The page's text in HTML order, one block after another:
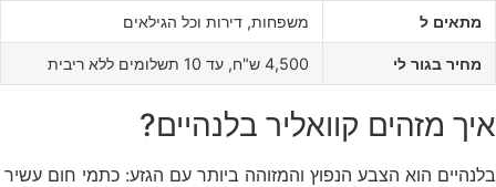
מתאים ל משפחות, דירות וכל הגילאים
מחיר בגור לי 4,500 ש"ח, עד 10 תשלומים ללא ריבית
איך מזהים קוואליר בלנהיים?
בלנהיים הוא הצבע הנפוץ והמזוהה ביותר עם הגזע: כתמי חום עשיר